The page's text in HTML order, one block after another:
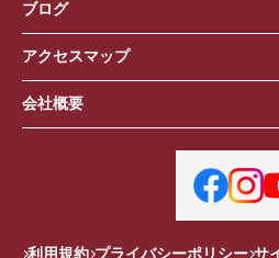
ブログ
アクセスマップ
会社概要
利用規約 プライバシーポリシー サ